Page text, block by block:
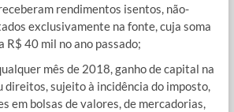
rendimentos isentos, não-
exclusivamente na fonte, cuja soma
R$ 40 mil no ano passado;
mês de 2018, ganho de capital na
direitos, sujeito à incidência do imposto,
em bolsas de valores, de mercadorias,